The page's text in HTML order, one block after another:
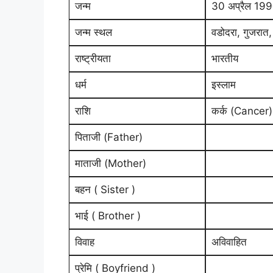
जन्म 30 अप्रैल
जन्म स्थल वडोदरा,
राष्ट्रीयता भारतीय
धर्म इस्लाम
राशि कर्क (Cancer)
पिताजी (Father)
माताजी (Mother)
बहन ( Sister )
भाई ( Brother )
विवाह अविवाहित
प्रेमि ( Boyfriend )